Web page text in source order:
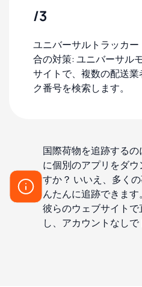
/3
ユニバーサルトラッカ
合の対策: ユニバーサル
サイトで、複数の配送
ク番号を検索します。
国際荷物を追跡する
に個別のアプリをダ
すか？ いいえ、多く
んたんに追跡できます
彼らのウェブサイト
し、アカウントなしで